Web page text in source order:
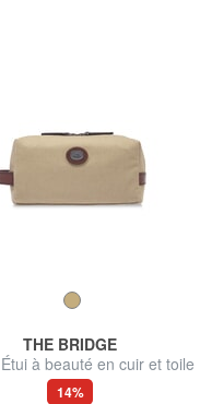
THE BRIDGE
à beauté en cuir et toile
14%